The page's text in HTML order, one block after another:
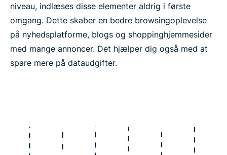
niveau, indlæses disse elementer aldrig i første
omgang. Dette skaber en bedre browsingoplevelse
på nyhedsplatforme, blogs og shoppinghjemmesider
med mange annoncer. Det hjælper dig også med at
spare mere på dataudgifter.